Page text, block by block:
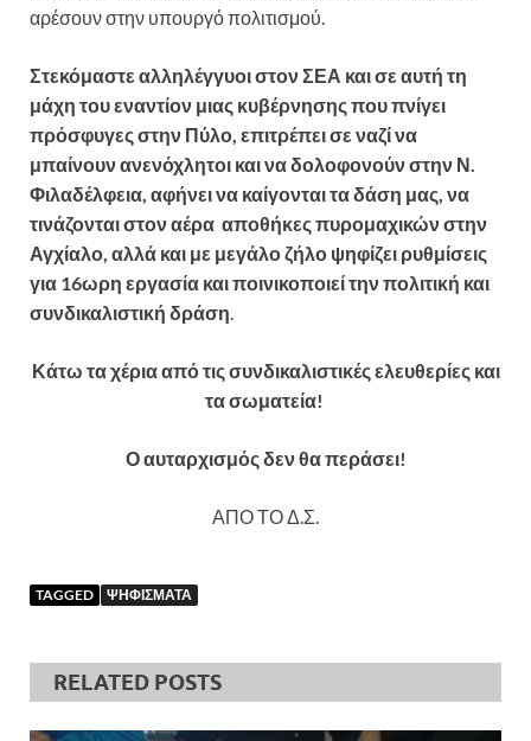
αρέσουν στην υπουργό πολιτισμού.
Στεκόμαστε αλληλέγγυοι στον ΣΕΑ και σε αυτή τη
μάχη του εναντίον μιας κυβέρνησης που πνίγει
πρόσφυγες στην Πύλο, επιτρέπει σε ναζί να
μπαίνουν ανενόχλητοι και να δολοφονούν στην Ν.
Φιλαδέλφεια, αφήνει να καίγονται τα δάση μας, να
τινάζονται στον αέρα αποθήκες πυρομαχικών στην
Αγχίαλο, αλλά και με μεγάλο ζήλο ψηφίζει ρυθμίσεις
για 16ωρη εργασία και ποινικοποιεί την πολιτική και
συνδικαλιστική δράση
Κάτω τα χέρια από τις συνδικαλιστικές ελευθερίες και
τα σωματεία!
Ο αυταρχισμός δεν θα περάσει!
ΑΠΟ ΤΟ Δ.Σ.
TAGGED ΨΗΦΙΣΜΑΤΑ
RELATED POSTS